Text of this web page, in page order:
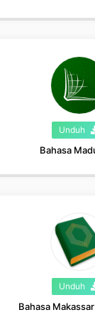
Unduh
Bahasa
Unduh
Bahasa